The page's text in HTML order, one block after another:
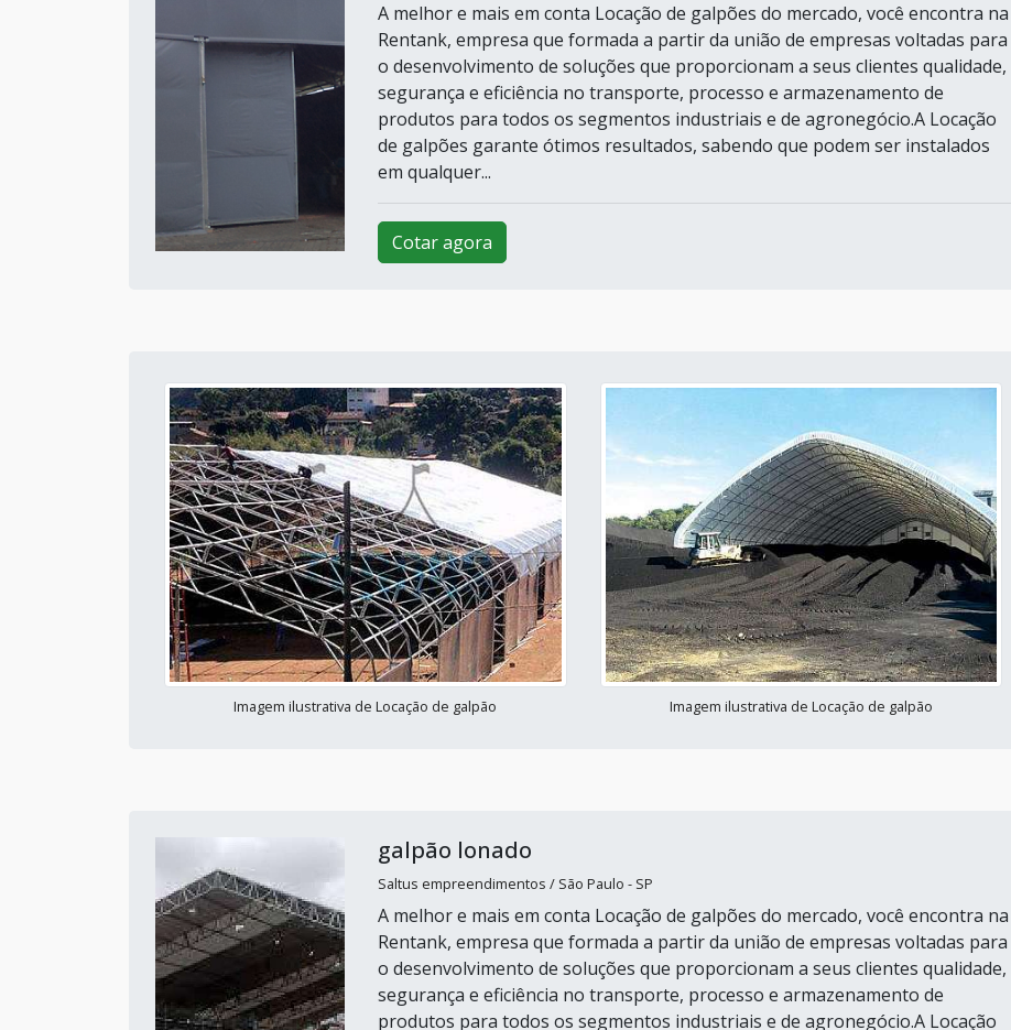
A melhor e mais em conta Locação de galpões do mercado, você encontra na
Rentank, empresa que formada a partir da união de empresas voltadas para
o desenvolvimento de soluções que proporcionam a seus clientes qualidade,
segurança e eficiência no transporte, processo e armazenamento de
produtos para todos os segmentos industriais e de agronegócio.A Locação
de galpões garante ótimos resultados, sabendo que podem ser instalados
em qualquer...
Cotar agora
Imagem ilustrativa de Locação de galpão Imagem ilustrativa de Locação de galpão
galpão lonado
Saltus empreendimentos / São Paulo - SP
A melhor e mais em conta Locação de galpões do mercado, você encontra na
Rentank, empresa que formada a partir da união de empresas voltadas para
o desenvolvimento de soluções que proporcionam a seus clientes qualidade,
segurança e eficiência no transporte, processo e armazenamento de
produtos para todos os segmentos industriais e de agronegócio.A Locação